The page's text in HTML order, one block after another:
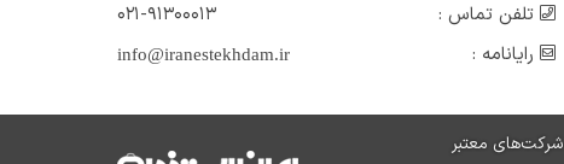
تلفن تماس :
۰۲۱-۹۱۳۰۰۰۱۳
رایانامه :
info@iranestekhdam.ir
شرکت‌های معتبر